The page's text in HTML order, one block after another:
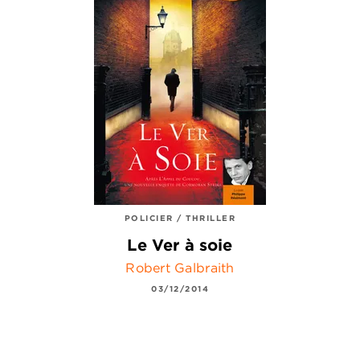
POLICIER / THRILLER
Le Ver à soie
Robert Galbraith
03/12/2014